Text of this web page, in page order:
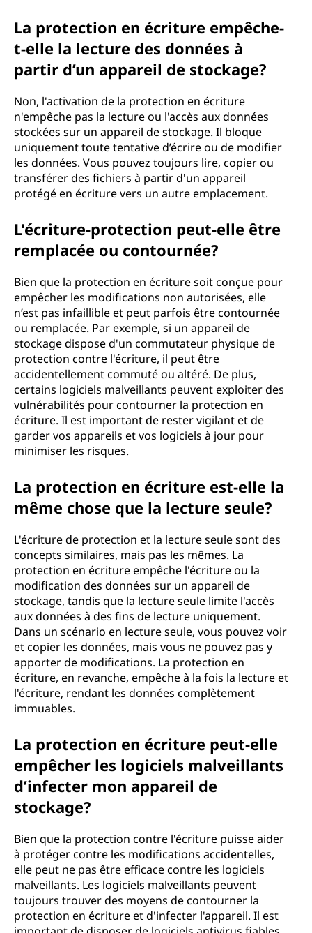
La protection en écriture empêche-
t-elle la lecture des données à
partir d’un appareil de stockage?
Non, l'activation de la protection en écriture
n'empêche pas la lecture ou l'accès aux données
stockées sur un appareil de stockage. Il bloque
uniquement toute tentative d’écrire ou de modifier
les données. Vous pouvez toujours lire, copier ou
transférer des fichiers à partir d'un appareil
protégé en écriture vers un autre emplacement.
L'écriture-protection peut-elle être
remplacée ou contournée?
Bien que la protection en écriture soit conçue pour
empêcher les modifications non autorisées, elle
n’est pas infaillible et peut parfois être contournée
ou remplacée. Par exemple, si un appareil de
stockage dispose d'un commutateur physique de
protection contre l'écriture, il peut être
accidentellement commuté ou altéré. De plus,
certains logiciels malveillants peuvent exploiter des
vulnérabilités pour contourner la protection en
écriture. Il est important de rester vigilant et de
garder vos appareils et vos logiciels à jour pour
minimiser les risques.
La protection en écriture est-elle la
même chose que la lecture seule?
L'écriture de protection et la lecture seule sont des
concepts similaires, mais pas les mêmes. La
protection en écriture empêche l'écriture ou la
modification des données sur un appareil de
stockage, tandis que la lecture seule limite l'accès
aux données à des fins de lecture uniquement.
Dans un scénario en lecture seule, vous pouvez voir
et copier les données, mais vous ne pouvez pas y
apporter de modifications. La protection en
écriture, en revanche, empêche à la fois la lecture et
l'écriture, rendant les données complètement
immuables.
La protection en écriture peut-elle
empêcher les logiciels malveillants
d’infecter mon appareil de
stockage?
Bien que la protection contre l'écriture puisse aider
à protéger contre les modifications accidentelles,
elle peut ne pas être efficace contre les logiciels
malveillants. Les logiciels malveillants peuvent
toujours trouver des moyens de contourner la
protection en écriture et d'infecter l'appareil. Il est